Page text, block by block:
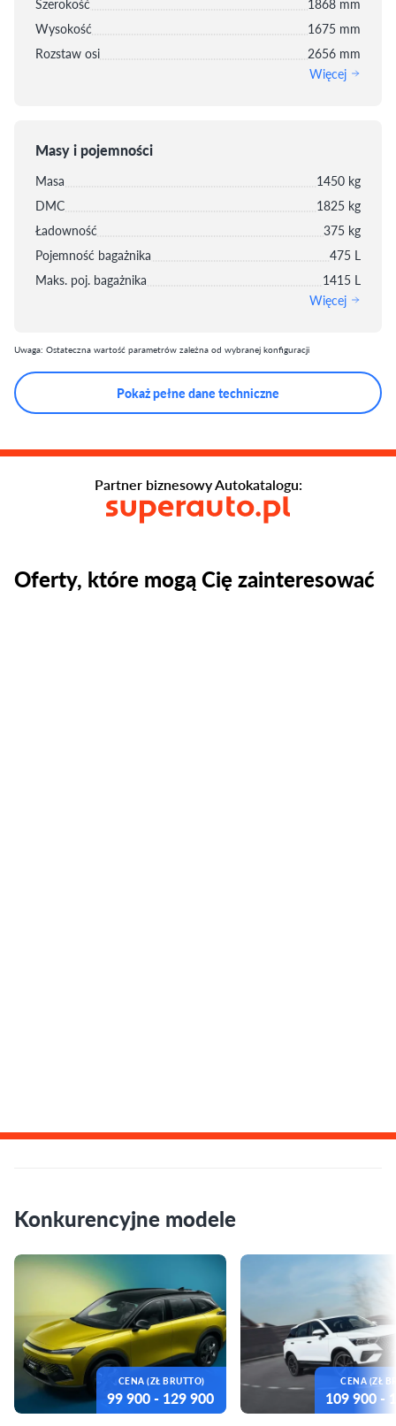
Szerokość
1868 mm
Wysokość
1675 mm
Rozstaw osi
2656 mm
Więcej
Masy i pojemności
Masa
1450 kg
DMC
1825 kg
Ładowność
375 kg
Pojemność bagażnika
475 L
Maks. poj. bagażnika
1415 L
Więcej
Uwaga: Ostateczna wartość parametrów zależna od wybranej konfiguracji
Pokaż pełne dane techniczne
Oferty, które mogą Cię zainteresować
Partner biznesowy Autokatalogu:
Konkurencyjne modele
CENA (ZŁ BRUTTO)
99 900- 129 900
CENA (ZŁ
109 900 -